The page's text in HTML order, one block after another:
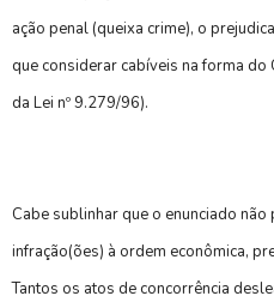
ação penal (queixa crime), o
que considerar cabíveis na forma
da Lei nº 9.279/96).
Cabe sublinhar que o enunciado
infração(ões) à ordem econômica,
Tantos os atos de concorrência